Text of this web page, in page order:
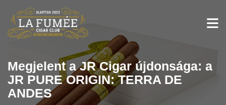
content
Megjelent a JR Cigar újdonsága: a
JR PURE ORIGIN: TERRA DE
ANDES